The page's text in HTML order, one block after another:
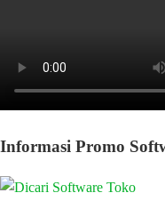
Informasi Promo